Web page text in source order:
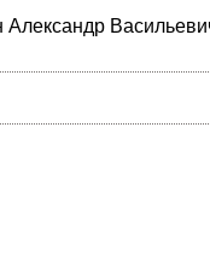
Александр